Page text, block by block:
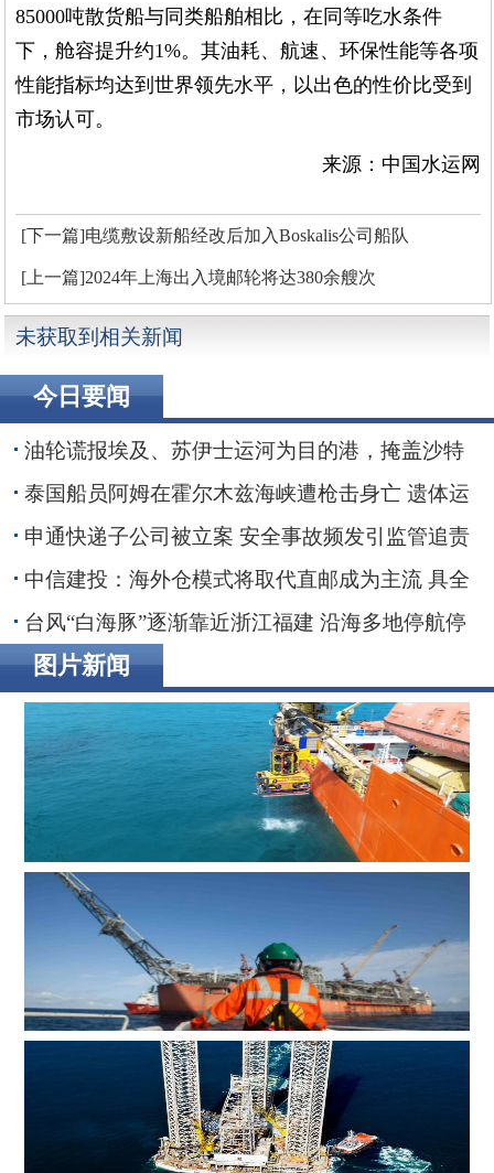
85000吨散货船与同类船舶相比，在同等吃水条件
下，舱容提升约1%。其油耗、航速、环保性能等各项
性能指标均达到世界领先水平，以出色的性价比受到
市场认可。
来源：中国水运网
[下一篇]电缆敷设新船经改后加入Boskalis公司船队
[上一篇]2024年上海出入境邮轮将达380余艘次
未获取到相关新闻
今日要闻
油轮谎报埃及、苏伊士运河为目的港，掩盖沙特
红海装货行动
泰国船员阿姆在霍尔木兹海峡遭枪击身亡 遗体运
抵家乡
申通快递子公司被立案 安全事故频发引监管追责
30亿融资搁浅数智化转型承压
中信建投：海外仓模式将取代直邮成为主流 具全
链条能力端到端整合者将最终胜出
台风“白海豚”逐渐靠近浙江福建 沿海多地停航停
工应对防范
图片新闻
辉固深水ROV服务助力印度海上钻井作业
MOL Group斥资7.2亿美元收购壳牌旗下塞浦路斯子公司